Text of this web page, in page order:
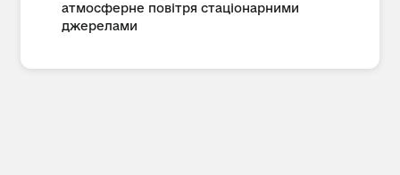
атмосферне повітря стаціонарними
джерелами